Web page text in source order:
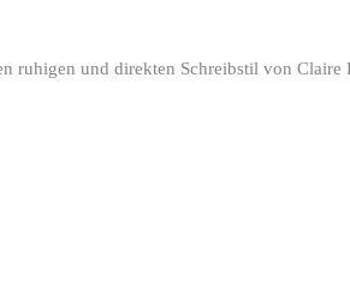
und direkten Schreibstil von